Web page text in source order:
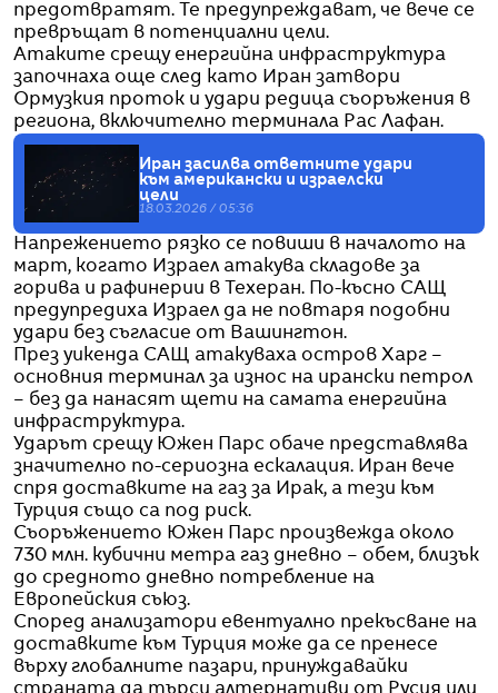
предотвратят. Те предупреждават, че вече се
превръщат в потенциални цели.
Атаките срещу енергийна инфраструктура
започнаха още след като Иран затвори
Ормузкия проток и удари редица съоръжения в
региона, включително терминала Рас Лафан.
Иран засилва ответните удари
към американски и израелски
цели
18.03.2026 / 05:36
Напрежението рязко се повиши в началото на
март, когато Израел атакува складове за
горива и рафинерии в Техеран. По-късно САЩ
предупредиха Израел да не повтаря подобни
удари без съгласие от Вашингтон.
През уикенда САЩ атакуваха остров Харг –
основния терминал за износ на ирански петрол
– без да нанасят щети на самата енергийна
инфраструктура.
Ударът срещу Южен Парс обаче представлява
значително по-сериозна ескалация. Иран вече
спря доставките на газ за Ирак, а тези към
Турция също са под риск.
Съоръжението Южен Парс произвежда около
730 млн. кубични метра газ дневно – обем, близък
до средното дневно потребление на
Европейския съюз.
Според анализатори евентуално прекъсване на
доставките към Турция може да се пренесе
върху глобалните пазари, принуждавайки
страната да търси алтернативи от Русия или